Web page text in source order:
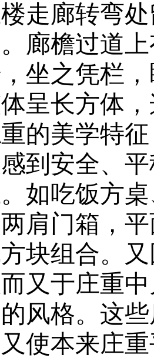
走廊转弯
。廊檐过道
坐之凭栏
呈长方体
的美学特
到安全、
如吃饭方
肩门箱，
块组合。
又于庄重
风格。这
使本来庄